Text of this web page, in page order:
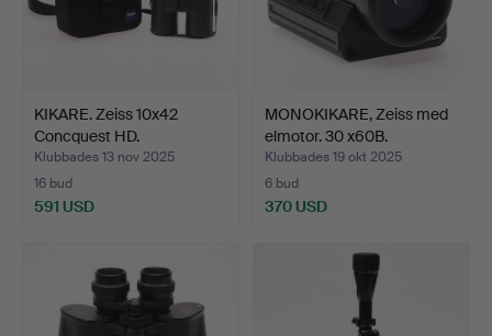
KIKARE. Zeiss 10x42
Concquest HD.
Klubbades 13 nov 2025
16 bud
591 USD
MONOKIKARE, Zeiss med
elmotor. 30 x60B.
Klubbades 19 okt 2025
6 bud
370 USD